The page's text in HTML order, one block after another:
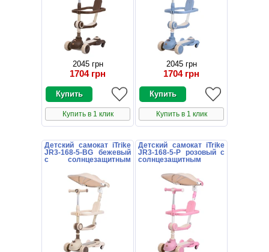
2045 грн
1704 грн
Купить в 1 клик
2045 грн
1704 грн
Купить в 1 клик
Детский самокат iTrike
JR3-168-5-BG бежевый
с солнцезащитным
Детский самокат iTrike
JR3-168-5-P розовый с
солнцезащитным